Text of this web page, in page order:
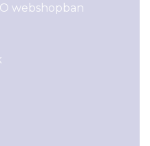
webshopban